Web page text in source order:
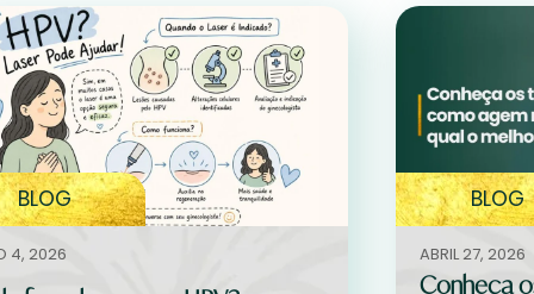
BLOG
4, 2026
BLOG
ABRIL 27, 2026
Conheça